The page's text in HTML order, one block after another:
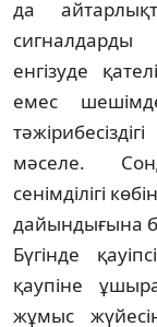
да
сигналдарды
енгізуде
емес
мәселе.
сенімділігі
дайынды­ғы­на
Бүгінде
қаупіне
жұмыс